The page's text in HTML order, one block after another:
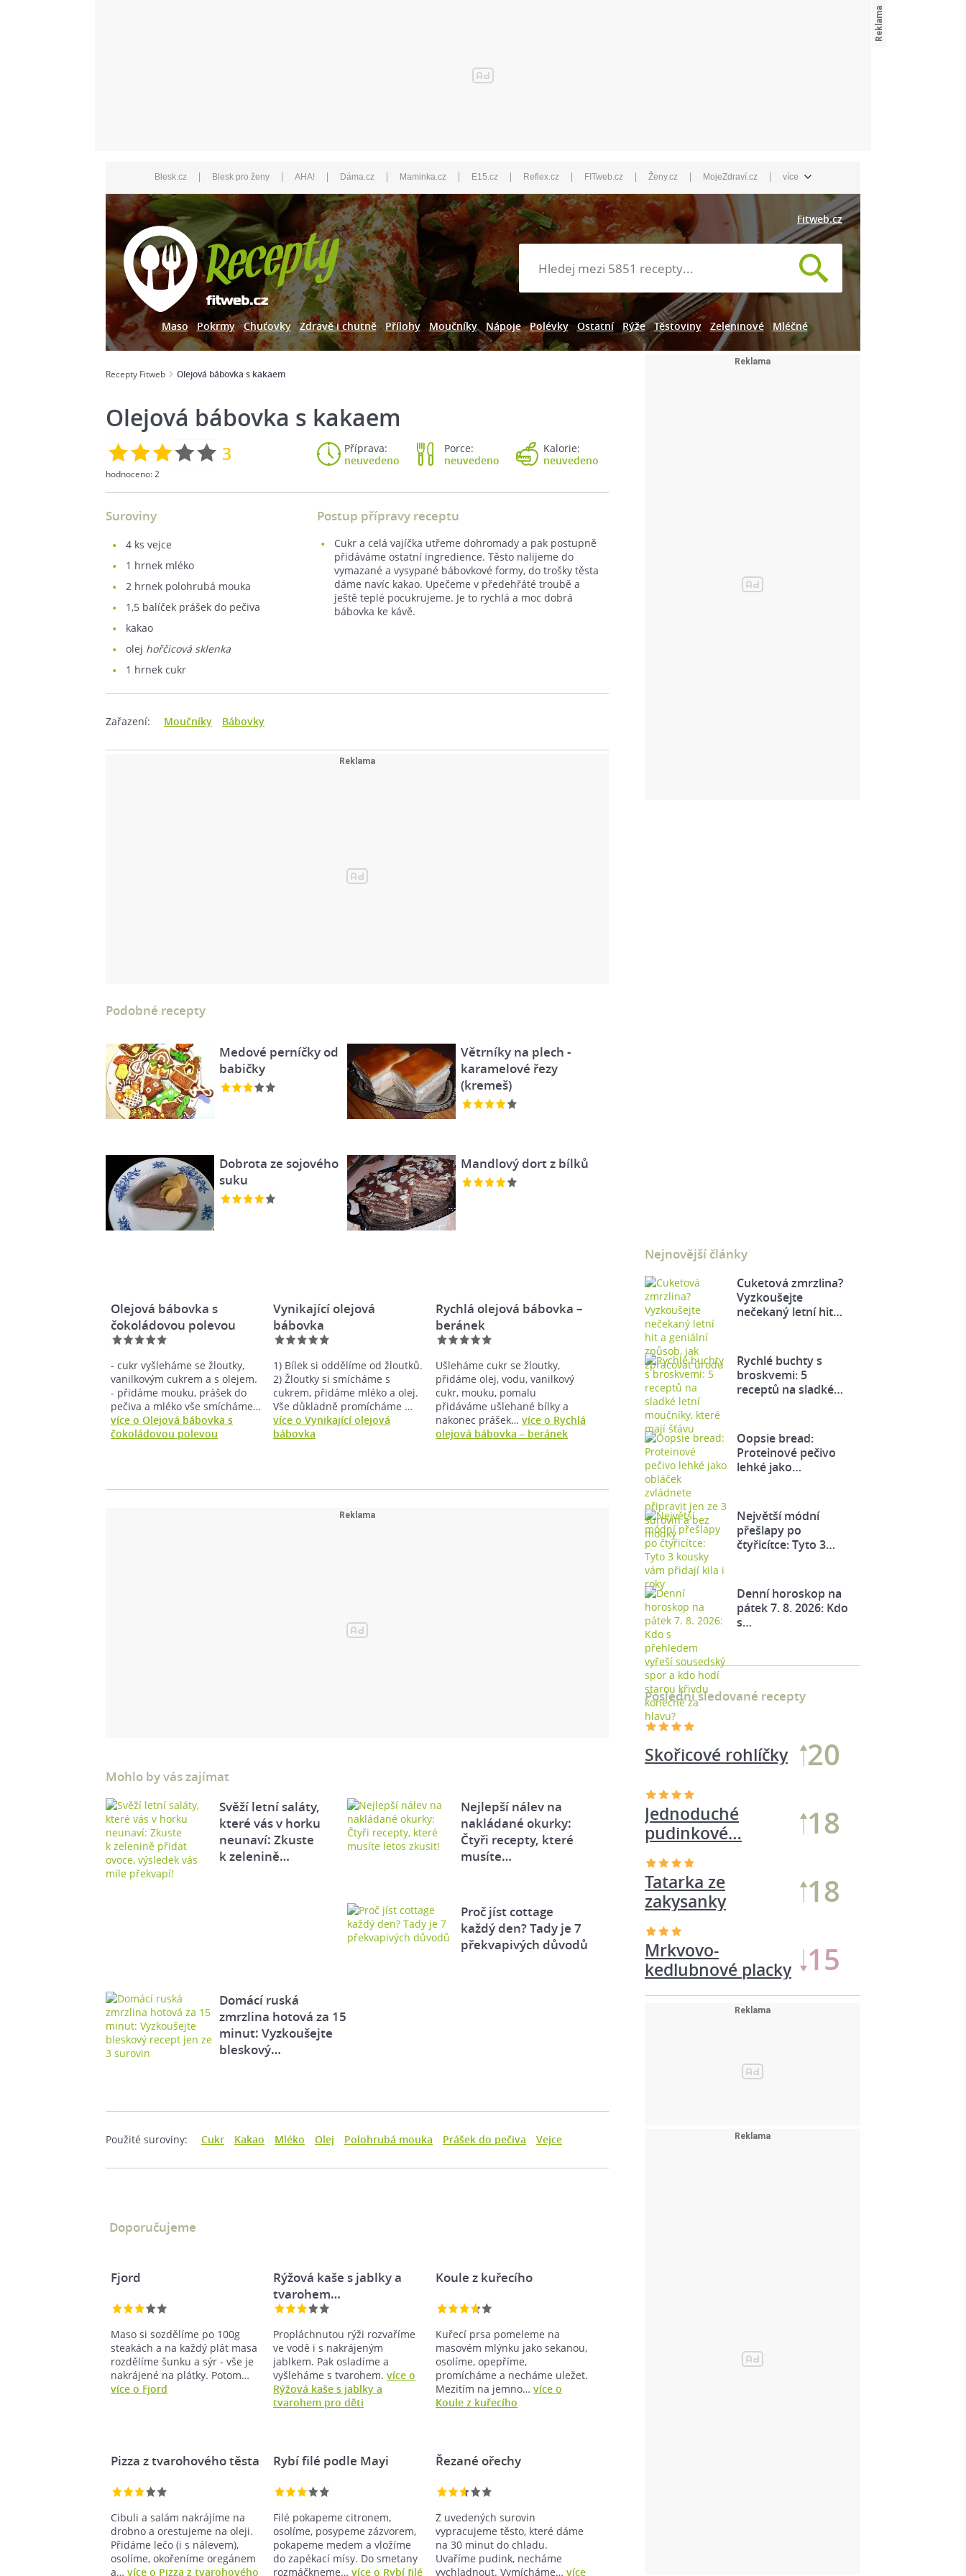
Blesk.cz | Blesk pro ženy | AHA! | Dáma.cz | Maminka.cz | E15.cz | Reflex.cz | FITweb.cz | Ženy.cz | MojeZdraví.cz | více
Fitweb.cz
Maso Pokrmy Chuťovky Zdravě i chutně Přílohy Moučníky Nápoje Polévky Ostatní Rýže Těstoviny Zeleninové Mléčné
Recepty Fitweb Olejová bábovka s kakaem
Olejová bábovka s kakaem
3
hodnoceno:2
Příprava:
neuvedeno
Porce:
neuvedeno
Kalorie:
neuvedeno
Suroviny
4 ks vejce
1 hrnek mléko
2 hrnek polohrubá mouka
1,5 balíček prášek do pečiva
kakao
olej hořčicová sklenka
1 hrnek cukr
Postup přípravy receptu
Cukr a celá vajíčka utřeme dohromady a pak postupně
přidáváme ostatní ingredience. Těsto nalijeme do
vymazané a vysypané bábovkové formy, do trošky těsta
dáme navíc kakao. Upečeme v předehřáté troubě a
ještě teplé pocukrujeme. Je to rychlá a moc dobrá
bábovka ke kávě.
Zařazení: Moučníky Bábovky
Podobné recepty
Medové perníčky od
babičky
Větrníky na plech -
karamelové řezy
(kremeš)
Dobrota ze sojového
suku
Mandlový dort z bílků
Olejová bábovka s
čokoládovou polevou
- cukr vyšleháme se žloutky,
vanilkovým cukrem a s olejem.
- přidáme mouku, prášek do
pečiva a mléko vše smícháme…
více o Olejová bábovka s
čokoládovou polevou
Vynikající olejová
bábovka
1) Bílek si oddělíme od žloutků.
2) Žloutky si smícháme s
cukrem, přidáme mléko a olej.
Vše důkladně promícháme …
více o Vynikající olejová
bábovka
Rychlá olejová bábovka –
beránek
Ušleháme cukr se žloutky,
přidáme olej, vodu, vanilkový
cukr, mouku, pomalu
přidáváme ušlehané bílky a
nakonec prášek…více o Rychlá
olejová bábovka – beránek
Mohlo by vás zajímat
Svěží letní saláty,
které vás v horku
neunaví: Zkuste
k zelenině…
Nejlepší nálev na
nakládané okurky:
Čtyři recepty, které
musíte…
Proč jíst cottage
každý den? Tady je 7
překvapivých důvodů
Domácí ruská
zmrzlina hotová za 15
minut: Vyzkoušejte
bleskový…
Použité suroviny: Cukr Kakao Mléko Olej Polohrubá mouka Prášek do pečiva Vejce
Doporučujeme
Fjord
Maso si sozdělíme po 100g
steakách a na každý plát masa
rozdělíme šunku a sýr - vše je
nakrájené na plátky. Potom…
více o Fjord
Rýžová kaše s jablky a
tvarohem…
Propláchnutou rýži rozvaříme
ve vodě i s nakrájeným
jablkem. Pak osladíme a
vyšleháme s tvarohem.více o
Rýžová kaše s jablky a
tvarohem pro děti
Koule z kuřecího
Kuřecí prsa pomeleme na
masovém mlýnku jako sekanou,
osolíme, opepříme,
promícháme a necháme uležet.
Mezitím na jemno…více o
Koule z kuřecího
Pizza z tvarohového těsta
Cibuli a salám nakrájíme na
drobno a orestujeme na oleji.
Přidáme lečo (i s nálevem),
osolíme, okořeníme oregánem
a… více o Pizza z tvarohového
Rybí filé podle Mayi
Filé pokapeme citronem,
osolíme, posypeme zázvorem,
pokapeme medem a vložíme
do zapékací mísy. Do smetany
rozmáčkneme…více o Rybí filé
Řezané ořechy
Z uvedených surovin
vypracujeme těsto, které dáme
na 30 minut do chladu.
Uvaříme pudink, necháme
vychladnout. Vymícháme…více
Nejnovější články
Cuketová zmrzlina?
Vyzkoušejte
nečekaný letní hit…
Rychlé buchty s
broskvemi: 5
receptů na sladké…
Oopsie bread:
Proteinové pečivo
lehké jako…
Největší módní
přešlapy po
čtyřicítce: Tyto 3…
Denní horoskop na
pátek 7. 8. 2026: Kdo
s…
Poslední sledované recepty
Skořicové rohlíčky 20
Mrkvovo-
kedlubnové placky
15
Jednoduché
pudinkové…
18
Tatarka ze
zakysanky
18